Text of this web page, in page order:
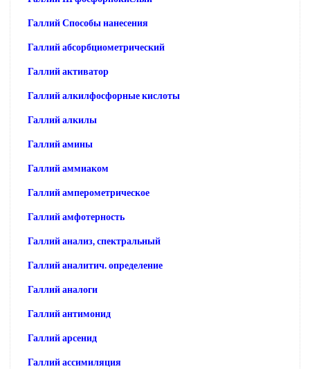
Галлий Способы нанесения
Галлий абсорбциометрический
Галлий активатор
Галлий алкилфосфорные кислоты
Галлий алкилы
Галлий амины
Галлий аммиаком
Галлий амперометрическое
Галлий амфотерность
Галлий анализ, спектральный
Галлий аналитич. определение
Галлий аналоги
Галлий антимонид
Галлий арсенид
Галлий ассимиляция